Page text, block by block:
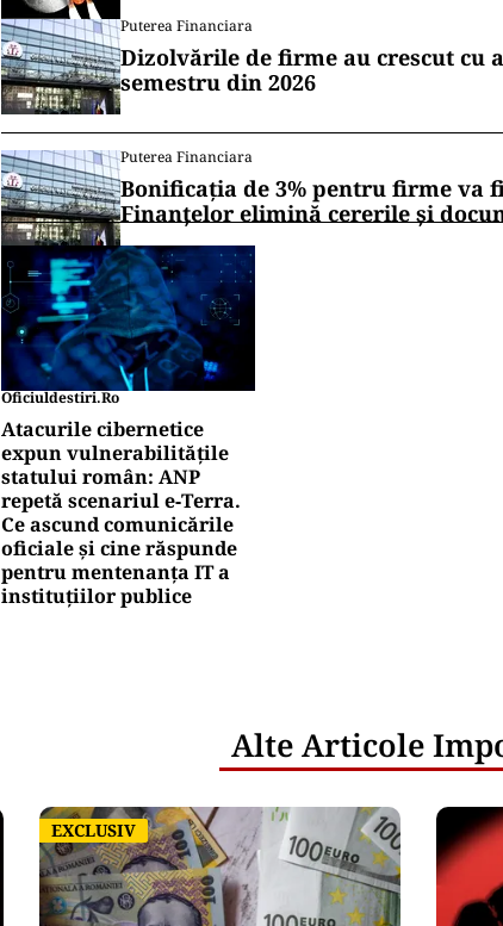
Puterea Financiara
Dizolvările de firme au crescut cu
semestru din 2026
Puterea Financiara
Bonificația de 3% pentru firme va
Finanțelor elimină cererile și
Oficiuldestiri.ro
Atacurile cibernetice
expun vulnerabilitățile
statului român: ANP
repetă scenariul e‑Terra.
Ce ascund comunicările
oficiale și cine răspunde
pentru mentenanța IT a
instituțiilor publice
Alte Articole
EXCLUSIV
EXCLUSIV